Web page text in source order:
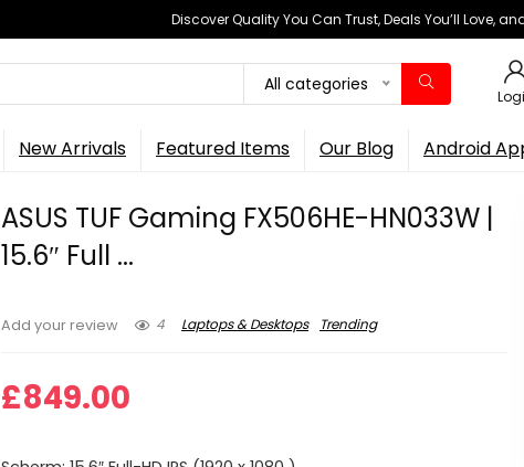
Discover Quality You Can Trust, Deals You’ll Love,
All categories
New Arrivals Featured Items Our Blog Android
ASUS TUF Gaming FX506HE-HN033W |
15.6″ Full ...
Add your review 4 Laptops & Desktops Trending
£849.00